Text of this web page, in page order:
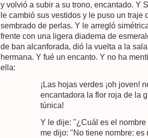
y volvió a subir a su trono, encantado. Y
le cambió sus vestidos y le puso un traje
sembrado de perlas. Y le arregló
frente con una ligera diadema de
de ban alcanforada, dió la vuelta a la
hermana. Y fué un encanto. Y no ha
ella:
¡Las hojas verdes ¡oh joven!
encantadora la flor roja de la
túnica!
Y le dije: "¿Cuál es el
me dijo: "No tiene nombre: es